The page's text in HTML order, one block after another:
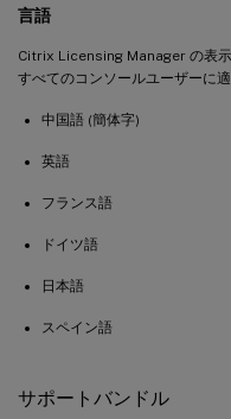
言語
Citrix Licensing Manager の表
すべてのコンソールユーザーに
中国語 (簡体字)
英語
フランス語
ドイツ語
日本語
スペイン語
サポートバンドル